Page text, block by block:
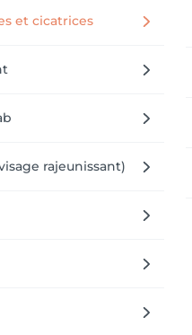
et cicatrices
rajeunissant)